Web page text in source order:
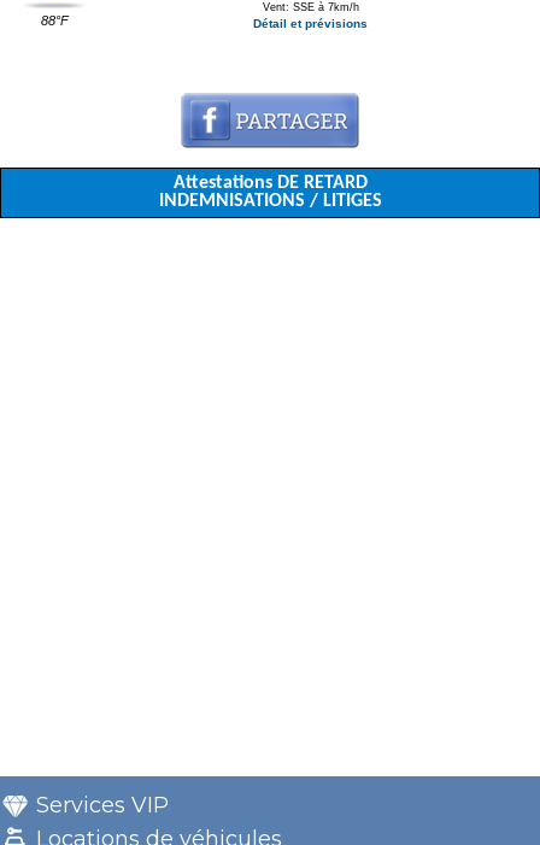
88°F
Vent: SSE à 7km/h
Détail et prévisions
Attestations DE RETARD
INDEMNISATIONS / LITIGES
Services VIP
Locations de véhicules